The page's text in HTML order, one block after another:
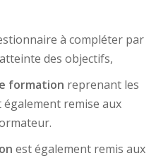
à compléter par
des objectifs,
formation reprenant les
remise aux
est également remis aux